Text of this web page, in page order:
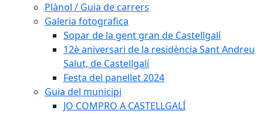
Plànol / Guia de carrers
Galeria fotografica
Sopar de la gent gran de Castellgalí
12è aniversari de la residència Sant Andreu
Salut, de Castellgalí
Festa del panellet 2024
Guia del municipi
JO COMPRO A CASTELLGALÍ